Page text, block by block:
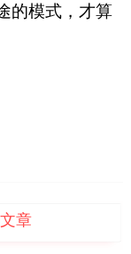
的模式，才算
章